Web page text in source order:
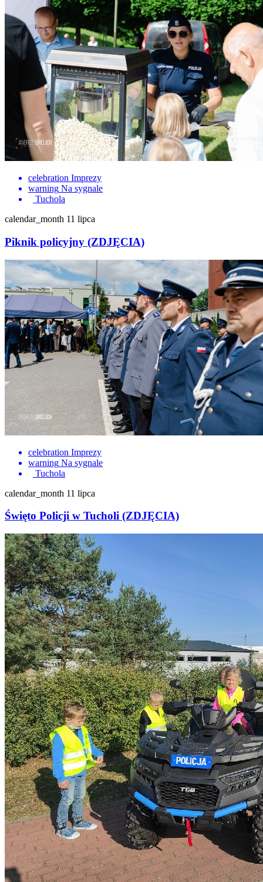
celebration Imprezy
warning Na sygnale
Tuchola
calendar_month 11 lipca
Piknik policyjny (ZDJĘCIA)
celebration Imprezy
warning Na sygnale
Tuchola
calendar_month 11 lipca
Święto Policji w Tucholi (ZDJĘCIA)